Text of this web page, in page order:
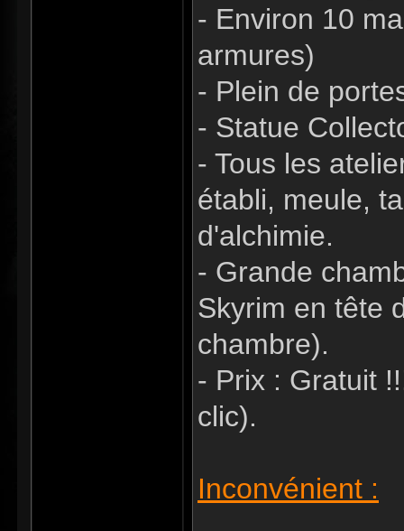
- Environ 10
armures)
- Plein de
- Statue
- Tous les
établi, meule,
d'alchimie.
- Grande
Skyrim en tête
chambre).
- Prix : Gratuit
clic).
Inconvénient :